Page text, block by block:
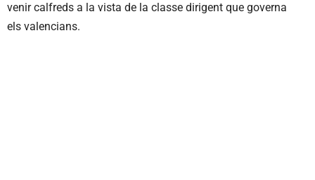
venir calfreds a la vista de la classe dirigent que governa
els valencians.